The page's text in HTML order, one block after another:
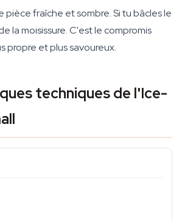
pièce fraîche et sombre. Si tu bâcles le
la moisissure. C'est le compromis
propre et plus savoureux.
techniques de l'Ice-